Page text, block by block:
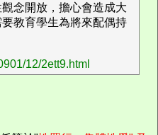
念開放，擔心會造成大
教育學生為將來配偶持
12/2ett9.html